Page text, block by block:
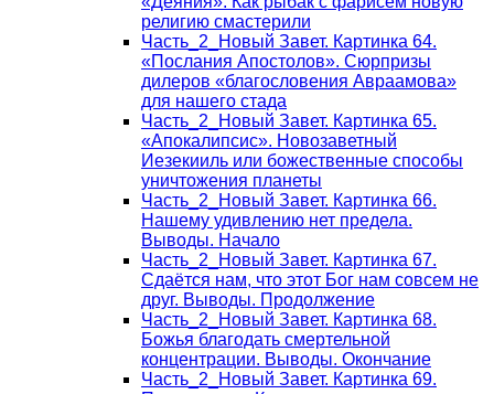
религию смастерили
Часть_2_Новый Завет. Картинка 64.
«Послания Апостолов». Сюрпризы
дилеров «благословения Авраамова»
для нашего стада
Часть_2_Новый Завет. Картинка 65.
«Апокалипсис». Новозаветный
Иезекииль или божественные способы
уничтожения планеты
Часть_2_Новый Завет. Картинка 66.
Нашему удивлению нет предела.
Выводы. Начало
Часть_2_Новый Завет. Картинка 67.
Сдаётся нам, что этот Бог нам совсем не
друг. Выводы. Продолжение
Часть_2_Новый Завет. Картинка 68.
Божья благодать смертельной
концентрации. Выводы. Окончание
Часть_2_Новый Завет. Картинка 69.